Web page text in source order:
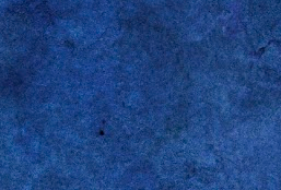
(the boys). Feminista fumado
de eso cuando te obliguen a
a tu novia o esposa gritando
que caracteriza al grupo etario, los
escoger una sola cualidad que nos une
de observación. Qué hacemos con
en el radar de mi atención para ver, oír
tampoco me llamo a engaño: mis